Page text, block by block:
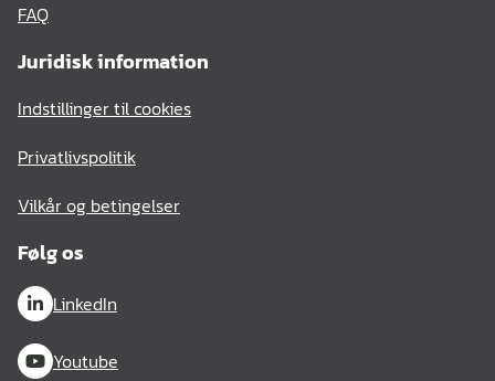
FAQ
Juridisk information
Indstillinger til cookies
Privatlivspolitik
Vilkår og betingelser
Følg os
LinkedIn
Youtube